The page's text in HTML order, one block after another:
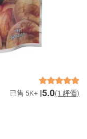
已售 5K+ 5.0(1 評價)